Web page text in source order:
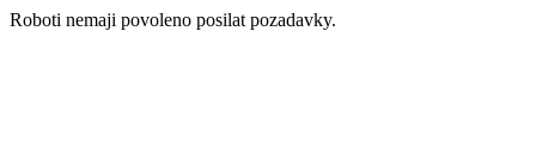
Roboti nemaji povoleno posilat pozadavky.